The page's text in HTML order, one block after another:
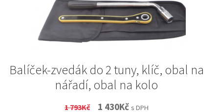
Balíček-zvedák do 2 tuny, klíč, obal na
nářadí, obal na kolo
1 793Kč
Original
1 430KčCurrent
s DPH